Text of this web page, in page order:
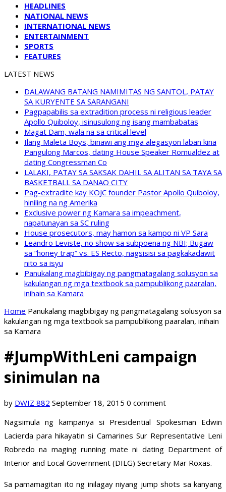
HEADLINES
NATIONAL NEWS
INTERNATIONAL NEWS
ENTERTAINMENT
SPORTS
FEATURES
LATEST NEWS
DALAWANG BATANG NAMIMITAS NG SANTOL, PATAY
SA KURYENTE SA SARANGANI
Pagpapabilis sa extradition process ni religious leader
Apollo Quiboloy, isinusulong ng isang mambabatas
Magat Dam, wala na sa critical level
Ilang Maleta Boys, binawi ang mga alegasyon laban kina
Pangulong Marcos, dating House Speaker Romualdez at
dating Congressman Co
LALAKI, PATAY SA SAKSAK DAHIL SA ALITAN SA TAYA SA
BASKETBALL SA DANAO CITY
Pag-extradite kay KOJC founder Pastor Apollo Quiboloy,
hiniling na ng Amerika
Exclusive power ng Kamara sa impeachment,
napatunayan sa SC ruling
House prosecutors, may hamon sa kampo ni VP Sara
Leandro Leviste, no show sa subpoena ng NBI; Bugaw
sa “honey trap” vs. ES Recto, nagsisisi sa pagkakadawit
nito sa isyu
Panukalang magbibigay ng pangmatagalang solusyon sa
kakulangan ng mga textbook sa pampublikong paaralan,
inihain sa Kamara
Home Panukalang magbibigay ng pangmatagalang solusyon sa
kakulangan ng mga textbook sa pampublikong paaralan, inihain
sa Kamara
#JumpWithLeni campaign
sinimulan na
by DWIZ 882 September 18, 2015 0 comment
Nagsimula ng kampanya si Presidential Spokesman Edwin
Lacierda para hikayatin si Camarines Sur Representative Leni
Robredo na maging running mate ni dating Department of
Interior and Local Government (DILG) Secretary Mar Roxas.
Sa pamamagitan ito ng inilagay niyang jump shots sa kanyang